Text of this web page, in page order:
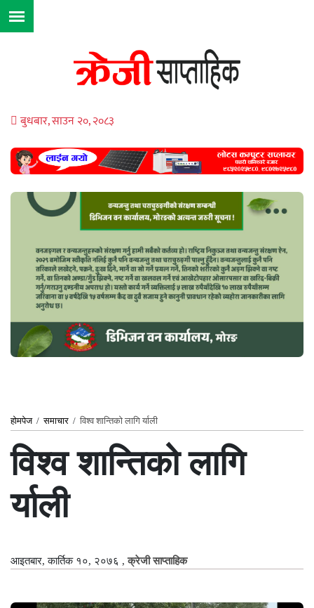
बुधबार, साउन २०, २०८३
होमपेज/समाचार / विश्व शान्तिको लागि र्याली
विश्व शान्तिको लागि
र्याली
आइतबार, कार्तिक १०, २०७६ ,क्रेजी साप्ताहिक